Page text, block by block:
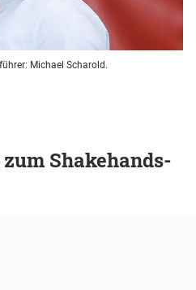
Michael Scharold.
Shakehands-